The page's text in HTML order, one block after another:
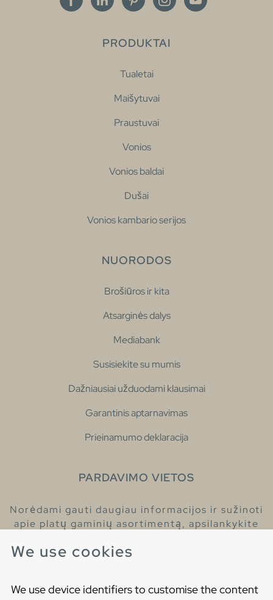
We use cookies
We use device identifiers to customise the content
PRODUKTAI
Tualetai
Maišytuvai
Praustuvai
Vonios
Vonios baldai
Dušai
Vonios kambario serijos
NUORODOS
Brošiūros ir kita
Atsarginės dalys
Mediabank
Susisiekite su mumis
Dažniausiai užduodami klausimai
Garantinis aptarnavimas
Prieinamumo deklaracija
PARDAVIMO VIETOS
Norėdami gauti daugiau informacijos ir sužinoti
apie platų gaminių asortimentą, apsilankykite